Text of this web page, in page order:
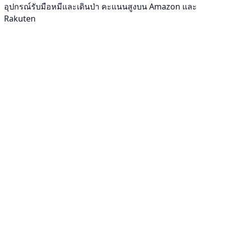
อุปกรณ์รับมือหมีและเดินป่า คะแนนสูงบน Amazon และ
Rakuten